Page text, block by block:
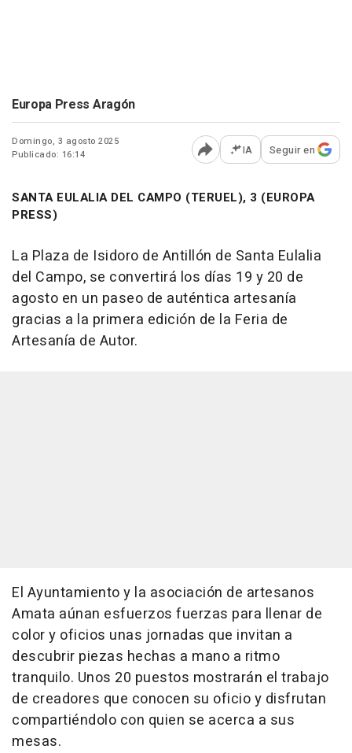
Europa Press Aragón
Domingo, 3 agosto 2025
Publicado: 16:14
Abrir opciones para
IA Seguir en
SANTA EULALIA DEL CAMPO (TERUEL), 3 (EUROPA
PRESS)
La Plaza de Isidoro de Antillón de Santa Eulalia
del Campo, se convertirá los días 19 y 20 de
agosto en un paseo de auténtica artesanía
gracias a la primera edición de la Feria de
Artesanía de Autor.
El Ayuntamiento y la asociación de artesanos
Amata aúnan esfuerzos fuerzas para llenar de
color y oficios unas jornadas que invitan a
descubrir piezas hechas a mano a ritmo
tranquilo. Unos 20 puestos mostrarán el trabajo
de creadores que conocen su oficio y disfrutan
compartiéndolo con quien se acerca a sus
mesas.